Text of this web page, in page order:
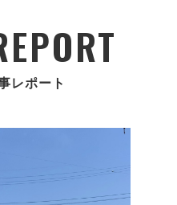
レポート